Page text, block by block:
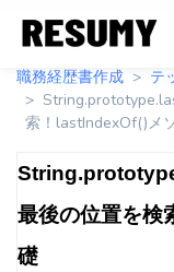
職務経歴書作成
テ
索！lastIndexOf()メ
最後の位置を検
礎